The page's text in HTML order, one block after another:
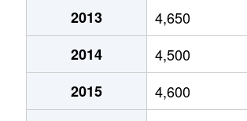
岩戸北
8,600万円
岩戸北
7,600万円
岩戸南
10,000万円
2013
4,650
2014
4,500
2015
4,600